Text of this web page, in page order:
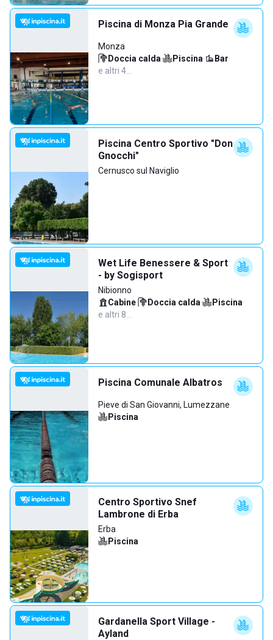
Piscina di Monza Pia Grande
Monza
Doccia calda· Piscina· Bar·
e altri 4…
Piscina Centro Sportivo "Don
Gnocchi"
Cernusco sul Naviglio
Wet Life Benessere & Sport
- by Sogisport
Nibionno
Cabine· Doccia calda· Piscina·
e altri 8…
Piscina Comunale Albatros
Pieve di San Giovanni, Lumezzane
Piscina
Centro Sportivo Snef
Lambrone di Erba
Erba
Piscina
Gardanella Sport Village -
Ayland